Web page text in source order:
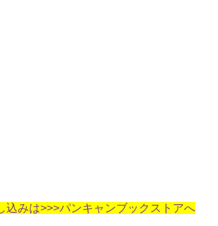
込みは>>>パンキャンブックストアへ